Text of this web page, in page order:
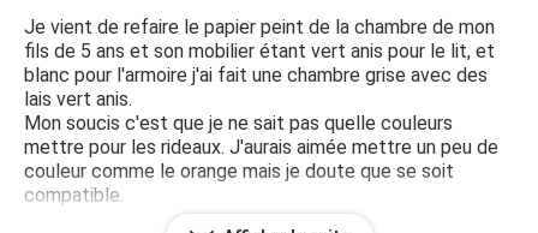
Je vient de refaire le papier peint de la chambre de mon
fils de 5 ans et son mobilier étant vert anis pour le lit, et
blanc pour l'armoire j'ai fait une chambre grise avec des
lais vert anis.
Mon soucis c'est que je ne sait pas quelle couleurs
mettre pour les rideaux. J'aurais aimée mettre un peu de
couleur comme le orange mais je doute que se soit
compatible.